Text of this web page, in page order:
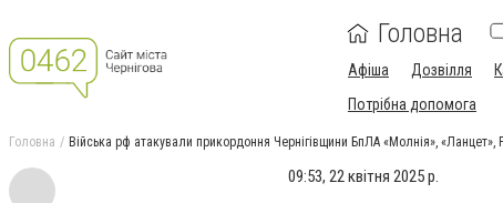
Головна
Афіша Дозвілля
Потрібна допомога
Головна Війська рф атакували прикордоння Чернігівщини БпЛА «Молнія»,
09:53, 22 квітня 2025 р.